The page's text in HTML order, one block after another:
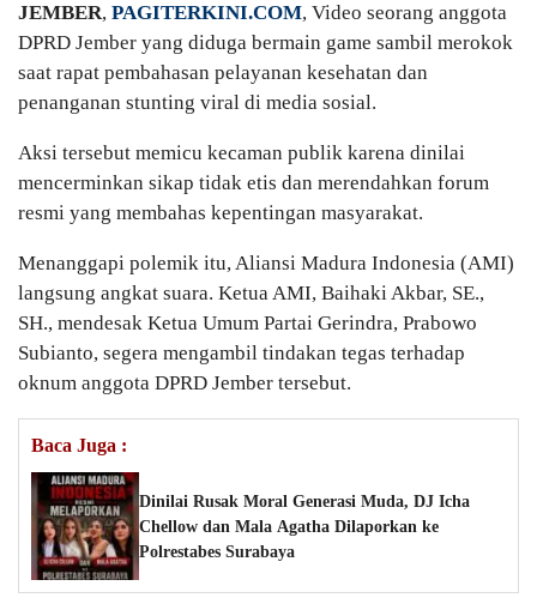
JEMBER, PAGITERKINI.COM, Video seorang anggota
DPRD Jember yang diduga bermain game sambil merokok
saat rapat pembahasan pelayanan kesehatan dan
penanganan stunting viral di media sosial.
Aksi tersebut memicu kecaman publik karena dinilai
mencerminkan sikap tidak etis dan merendahkan forum
resmi yang membahas kepentingan masyarakat.
Menanggapi polemik itu, Aliansi Madura Indonesia (AMI)
langsung angkat suara. Ketua AMI, Baihaki Akbar, SE.,
SH., mendesak Ketua Umum Partai Gerindra, Prabowo
Subianto, segera mengambil tindakan tegas terhadap
oknum anggota DPRD Jember tersebut.
Baca Juga :
Dinilai Rusak Moral Generasi Muda, DJ Icha
Chellow dan Mala Agatha Dilaporkan ke
Polrestabes Surabaya